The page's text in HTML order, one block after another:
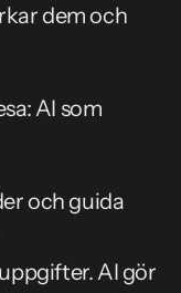
dem och
AI som
och guida
AI gör